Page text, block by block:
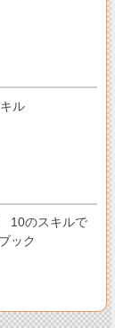
ル
10のスキルで
ック